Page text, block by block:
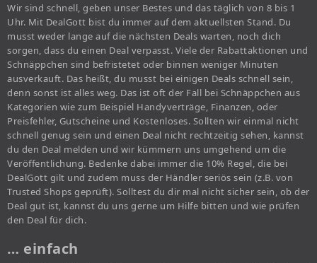
Wir sind schnell, geben unser Bestes und das täglich von 8 bis 1
Uhr. Mit DealGott bist du immer auf dem aktuellsten Stand. Du
musst weder lange auf die nächsten Deals warten, noch dich
sorgen, dass du einen Deal verpasst. Viele der Rabattaktionen und
Schnäppchen sind befristetet oder binnen weniger Minuten
ausverkauft. Das heißt, du musst bei einigen Deals schnell sein,
denn sonst ist alles weg. Das ist oft der Fall bei Schnäppchen aus
Kategorien wie zum Beispiel Handyverträge, Finanzen, oder
Preisfehler, Gutscheine und Kostenloses. Sollten wir einmal nicht
schnell genug sein und einen Deal nicht rechtzeitig sehen, kannst
du den Deal melden und wir kümmern uns umgehend um die
Veröffentlichung. Bedenke dabei immer die 10% Regel, die bei
DealGott gilt und zudem muss der Händler seriös sein (z.B. von
Trusted Shops geprüft). Solltest du dir mal nicht sicher sein, ob der
Deal gut ist, kannst du uns gerne um Hilfe bitten und wie prüfen
den Deal für dich.
… einfach